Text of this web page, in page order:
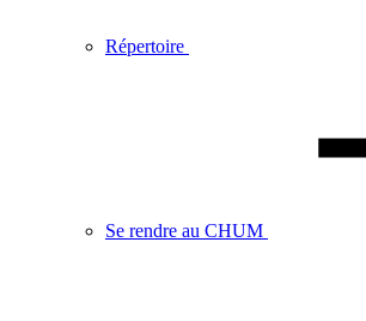
Répertoire
Se rendre au CHUM